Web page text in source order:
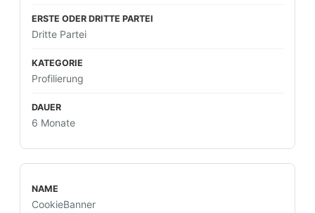
Dritte Partei
Profilierung
6 Monate
CookieBanner